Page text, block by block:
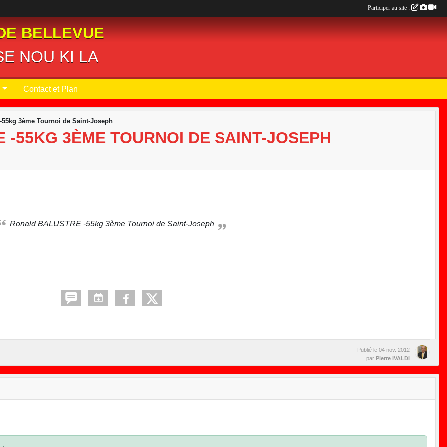
BELLEVUE
NOU KI LA
Contact et Plan
55kg 3ème Tournoi de Saint-Joseph
-55KG 3ÈME TOURNOI DE SAINT-JOSEPH
Ronald BALUSTRE -55kg 3ème Tournoi de Saint-Joseph
Publié le 04 nov. 2012
par Pierre IVALDI
Participer au site :